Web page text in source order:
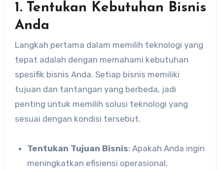
1. Tentukan Kebutuhan Bisnis
Anda
Langkah pertama dalam memilih teknologi yang
tepat adalah dengan memahami kebutuhan
spesifik bisnis Anda. Setiap bisnis memiliki
tujuan dan tantangan yang berbeda, jadi
penting untuk memilih solusi teknologi yang
sesuai dengan kondisi tersebut.
Tentukan Tujuan Bisnis: Apakah Anda ingin
meningkatkan efisiensi operasional,